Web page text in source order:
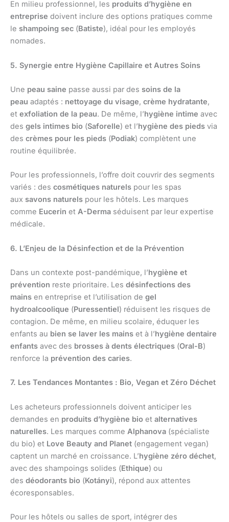
En milieu professionnel, les produits d’hygiène en
entreprise doivent inclure des options pratiques comme
le shampoing sec (Batiste), idéal pour les employés
nomades.
5. Synergie entre Hygiène Capillaire et Autres Soins
Une peau saine passe aussi par des soins de la
peau adaptés : nettoyage du visage, crème hydratante,
et exfoliation de la peau. De même, l’hygiène intime avec
des gels intimes bio (Saforelle) et l’hygiène des pieds via
des crèmes pour les pieds (Podiak) complètent une
routine équilibrée.
Pour les professionnels, l’offre doit couvrir des segments
variés : des cosmétiques naturels pour les spas
aux savons naturels pour les hôtels. Les marques
comme Eucerin et A-Derma séduisent par leur expertise
médicale.
6. L’Enjeu de la Désinfection et de la Prévention
Dans un contexte post-pandémique, l’hygiène et
prévention reste prioritaire. Les désinfections des
mains en entreprise et l’utilisation de gel
hydroalcoolique (Puressentiel) réduisent les risques de
contagion. De même, en milieu scolaire, éduquer les
enfants au bien se laver les mains et à l’hygiène dentaire
enfants avec des brosses à dents électriques (Oral-B)
renforce la prévention des caries.
7. Les Tendances Montantes : Bio, Vegan et Zéro Déchet
Les acheteurs professionnels doivent anticiper les
demandes en produits d’hygiène bio et alternatives
naturelles. Les marques comme Alphanova (spécialiste
du bio) et Love Beauty and Planet (engagement vegan)
captent un marché en croissance. L’hygiène zéro déchet,
avec des shampoings solides (Ethique) ou
des déodorants bio (Kotányi), répond aux attentes
écoresponsables.
Pour les hôtels ou salles de sport, intégrer des